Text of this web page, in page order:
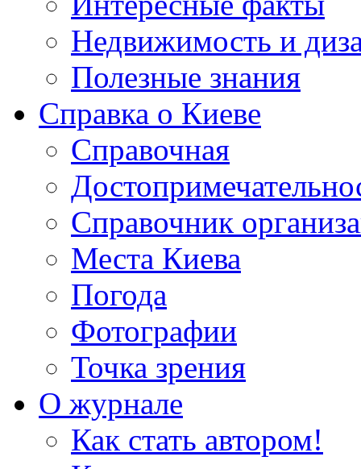
Недвижимость и
Полезные знания
Справка о Киеве
Справочная
Справочник
Места Киева
Погода
Фотографии
Точка зрения
О журнале
Как стать автором!